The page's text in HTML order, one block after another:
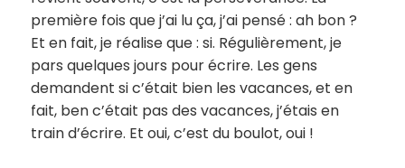
première fois que j’ai lu ça, j’ai pensé : ah bon ?
Et en fait, je réalise que : si. Régulièrement, je
pars quelques jours pour écrire. Les gens
demandent si c’était bien les vacances, et en
fait, ben c’était pas des vacances, j’étais en
train d’écrire. Et oui, c’est du boulot, oui !